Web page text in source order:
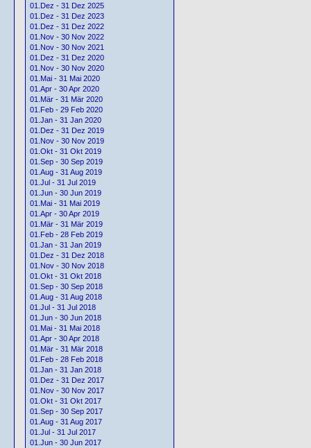
01.Dez - 31 Dez 2025
01.Dez - 31 Dez 2023
01.Dez - 31 Dez 2022
01.Nov - 30 Nov 2022
01.Nov - 30 Nov 2021
01.Dez - 31 Dez 2020
01.Nov - 30 Nov 2020
01.Mai - 31 Mai 2020
01.Apr - 30 Apr 2020
01.Mär - 31 Mär 2020
01.Feb - 29 Feb 2020
01.Jan - 31 Jan 2020
01.Dez - 31 Dez 2019
01.Nov - 30 Nov 2019
01.Okt - 31 Okt 2019
01.Sep - 30 Sep 2019
01.Aug - 31 Aug 2019
01.Jul - 31 Jul 2019
01.Jun - 30 Jun 2019
01.Mai - 31 Mai 2019
01.Apr - 30 Apr 2019
01.Mär - 31 Mär 2019
01.Feb - 28 Feb 2019
01.Jan - 31 Jan 2019
01.Dez - 31 Dez 2018
01.Nov - 30 Nov 2018
01.Okt - 31 Okt 2018
01.Sep - 30 Sep 2018
01.Aug - 31 Aug 2018
01.Jul - 31 Jul 2018
01.Jun - 30 Jun 2018
01.Mai - 31 Mai 2018
01.Apr - 30 Apr 2018
01.Mär - 31 Mär 2018
01.Feb - 28 Feb 2018
01.Jan - 31 Jan 2018
01.Dez - 31 Dez 2017
01.Nov - 30 Nov 2017
01.Okt - 31 Okt 2017
01.Sep - 30 Sep 2017
01.Aug - 31 Aug 2017
01.Jul - 31 Jul 2017
01.Jun - 30 Jun 2017